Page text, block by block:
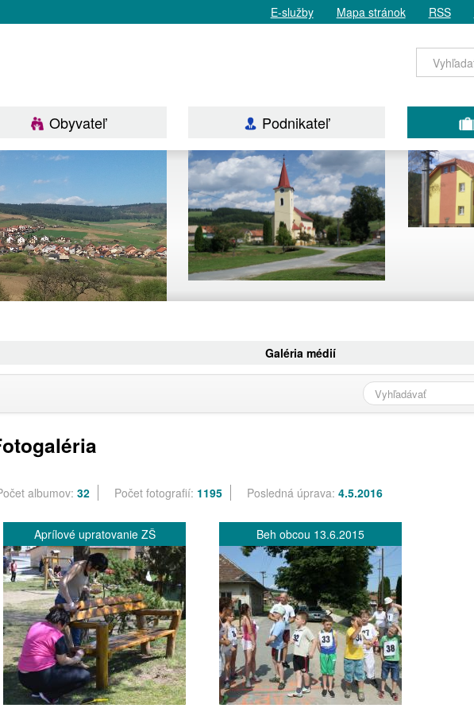
E-služby Mapa stránok RSS
Obyvateľ Podnikateľ
Galéria médií
albumov:32 Počet fotografií: 1195 Posledná úprava:4.5.2016
Aprílové upratovanie ZŠ Beh obcou 13.6.2015